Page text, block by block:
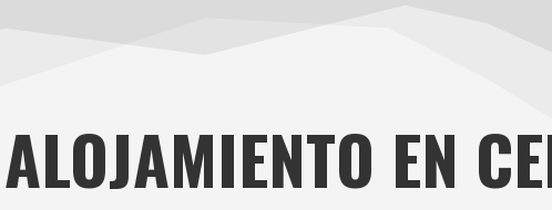
ALOJAMIENTO EN